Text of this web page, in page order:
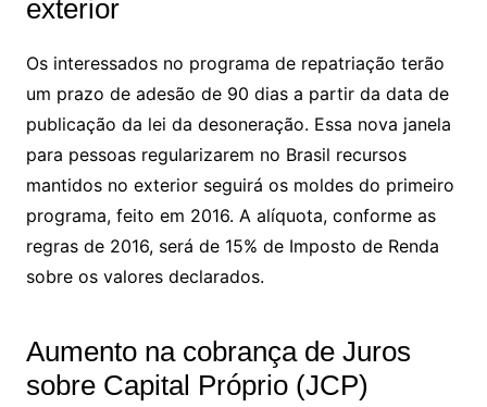
exterior
Os interessados no programa de repatriação terão
um prazo de adesão de 90 dias a partir da data de
publicação da lei da desoneração. Essa nova janela
para pessoas regularizarem no Brasil recursos
mantidos no exterior seguirá os moldes do primeiro
programa, feito em 2016. A alíquota, conforme as
regras de 2016, será de 15% de Imposto de Renda
sobre os valores declarados.
Aumento na cobrança de Juros
sobre Capital Próprio (JCP)